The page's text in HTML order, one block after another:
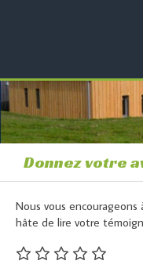
Donnez votre
Nous vous
hâte de lire votre